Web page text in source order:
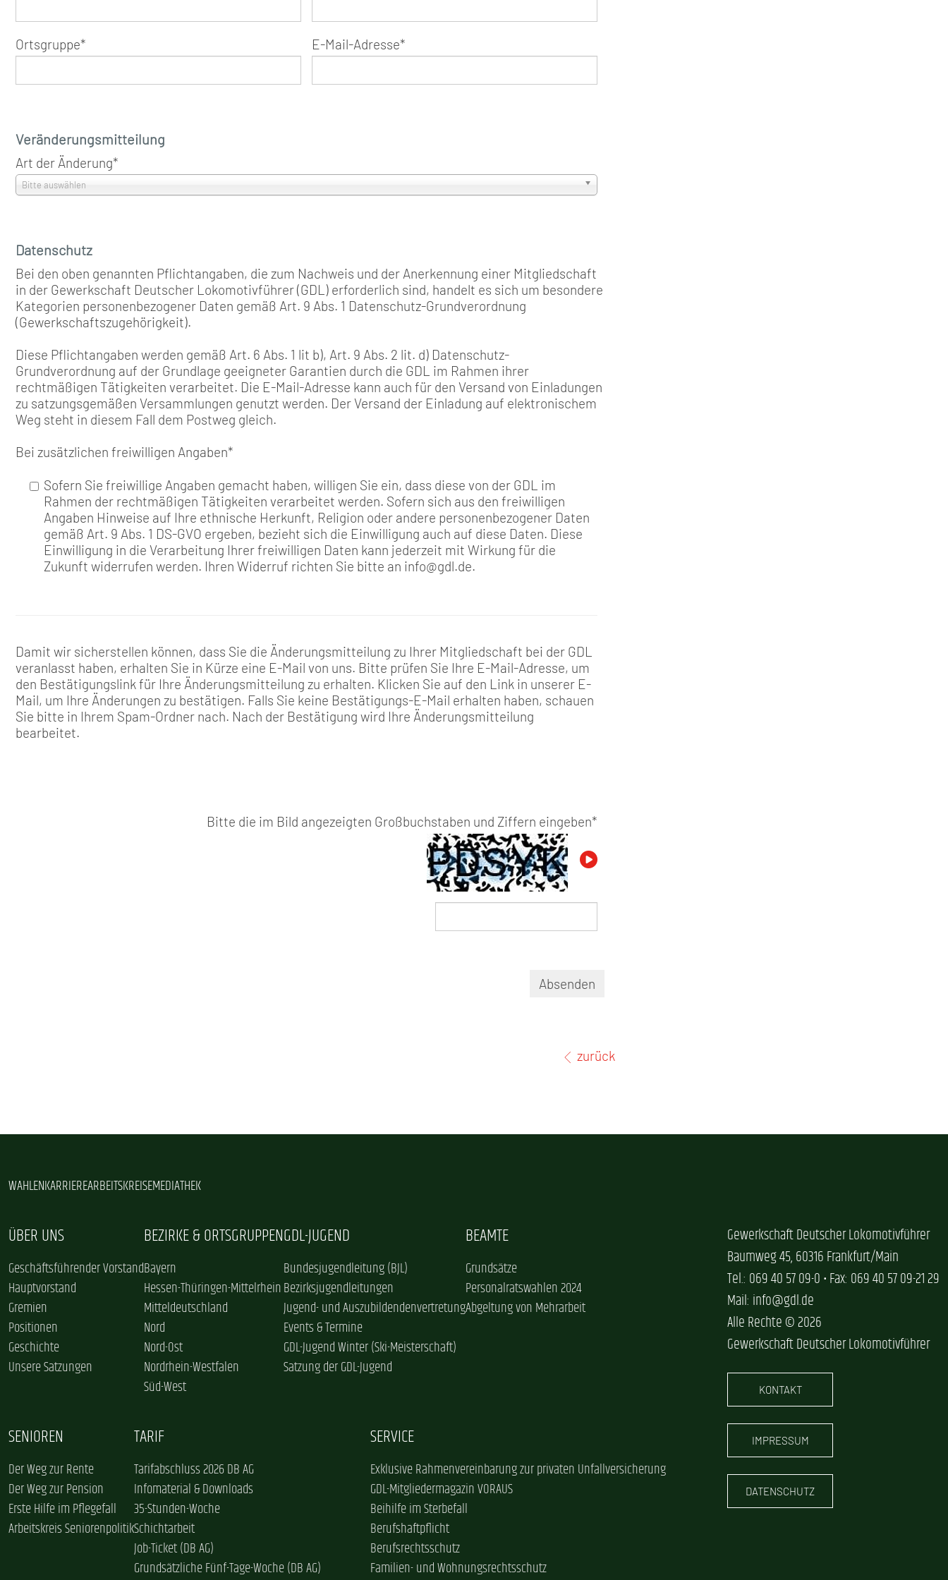
Ortsgruppe* E-Mail-Adresse*
Veränderungsmitteilung
Art der Änderung*
Bitte auswählen
Datenschutz
Bei den oben genannten Pflichtangaben, die zum Nachweis und der Anerkennung einer Mitgliedschaft
in der Gewerkschaft Deutscher Lokomotivführer (GDL) erforderlich sind, handelt es sich um besondere
Kategorien personenbezogener Daten gemäß Art. 9 Abs. 1 Datenschutz-Grundverordnung
(Gewerkschaftszugehörigkeit).
Diese Pflichtangaben werden gemäß Art. 6 Abs. 1 lit b), Art. 9 Abs. 2 lit. d) Datenschutz-
Grundverordnung auf der Grundlage geeigneter Garantien durch die GDL im Rahmen ihrer
rechtmäßigen Tätigkeiten verarbeitet. Die E-Mail-Adresse kann auch für den Versand von Einladungen
zu satzungsgemäßen Versammlungen genutzt werden. Der Versand der Einladung auf elektronischem
Weg steht in diesem Fall dem Postweg gleich.
Bei zusätzlichen freiwilligen Angaben*
Sofern Sie freiwillige Angaben gemacht haben, willigen Sie ein, dass diese von der GDL im
Rahmen der rechtmäßigen Tätigkeiten verarbeitet werden. Sofern sich aus den freiwilligen
Angaben Hinweise auf Ihre ethnische Herkunft, Religion oder andere personenbezogener Daten
gemäß Art. 9 Abs. 1 DS-GVO ergeben, bezieht sich die Einwilligung auch auf diese Daten. Diese
Einwilligung in die Verarbeitung Ihrer freiwilligen Daten kann jederzeit mit Wirkung für die
Zukunft widerrufen werden. Ihren Widerruf richten Sie bitte an info@gdl.de.
Damit wir sicherstellen können, dass Sie die Änderungsmitteilung zu Ihrer Mitgliedschaft bei der GDL
veranlasst haben, erhalten Sie in Kürze eine E-Mail von uns. Bitte prüfen Sie Ihre E-Mail-Adresse, um
den Bestätigungslink für Ihre Änderungsmitteilung zu erhalten. Klicken Sie auf den Link in unserer E-
Mail, um Ihre Änderungen zu bestätigen. Falls Sie keine Bestätigungs-E-Mail erhalten haben, schauen
Sie bitte in Ihrem Spam-Ordner nach. Nach der Bestätigung wird Ihre Änderungsmitteilung
bearbeitet.
Bitte die im Bild angezeigten Großbuchstaben und Ziffern eingeben*
Absenden
zurück
WAHLENKARRIEREARBEITSKREISEMEDIATHEK
ÜBER UNS
Geschäftsführender Vorstand
Hauptvorstand
Gremien
Positionen
Geschichte
Unsere Satzungen
BEZIRKE & ORTSGRUPPEN
Bayern
Hessen-Thüringen-Mittelrhein
Mitteldeutschland
Nord
Nord-Ost
Nordrhein-Westfalen
Süd-West
GDL-JUGEND
Bundesjugendleitung (BJL)
Bezirksjugendleitungen
Jugend- und Auszubildendenvertretung
Events & Termine
GDL-Jugend Winter (Ski-Meisterschaft)
Satzung der GDL-Jugend
BEAMTE
Grundsätze
Personalratswahlen 2024
Abgeltung von Mehrarbeit
SENIOREN
Der Weg zur Rente
Der Weg zur Pension
Erste Hilfe im Pflegefall
Arbeitskreis Seniorenpolitik
TARIF
Tarifabschluss 2026 DB AG
Infomaterial & Downloads
35-Stunden-Woche
Schichtarbeit
Job-Ticket (DB AG)
Grundsätzliche Fünf-Tage-Woche (DB AG)
SERVICE
Exklusive Rahmenvereinbarung zur privaten Unfallversicherung
GDL-Mitgliedermagazin VORAUS
Beihilfe im Sterbefall
Berufshaftpflicht
Berufsrechtsschutz
Familien- und Wohnungsrechtsschutz
Gewerkschaft Deutscher Lokomotivführer
Baumweg 45, 60316 Frankfurt/Main
Tel.: 069 40 57 09-0 • Fax: 069 40 57 09-21 29
Mail: info@gdl.de
Alle Rechte © 2026
Gewerkschaft Deutscher Lokomotivführer
KONTAKT
IMPRESSUM
DATENSCHUTZ